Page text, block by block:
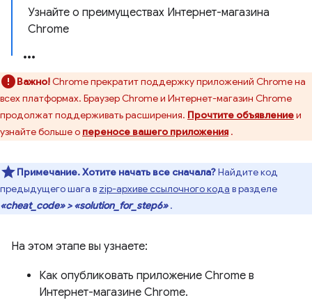
Узнайте о преимуществах Интернет-магазина
Chrome
Важно!Chrome прекратит поддержку приложений Chrome на
всех платформах. Браузер Chrome и Интернет-магазин Chrome
продолжат поддерживать расширения. Прочтите объявлениеи
узнайте больше о переносе вашего приложения .
Примечание.Хотите начать все сначала?Найдите код
предыдущего шага в zip-архиве ссылочного кода в разделе
«cheat_code» > «solution_for_step6».
На этом этапе вы узнаете:
Как опубликовать приложение Chrome в
Интернет-магазине Chrome.